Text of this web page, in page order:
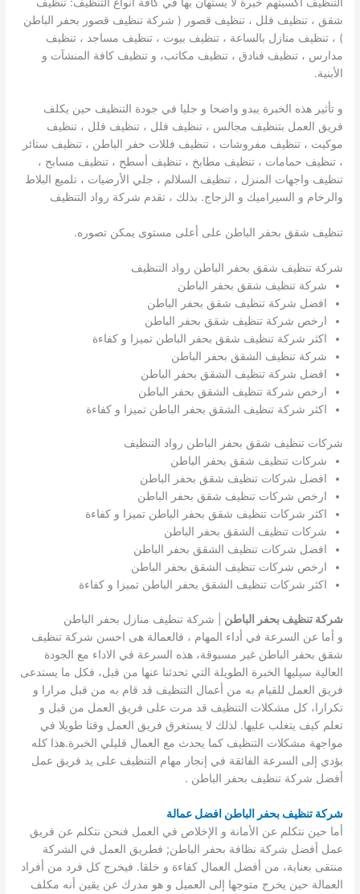
التنظيف أكسبتهم خبرة لا يستهان بها في كافة أنواع التنظيف: تنظيف
شقق ، تنظيف فلل ، تنظيف قصور ( شركة تنظيف قصور بحفر الباطن
) ، تنظيف منازل بالساعة ، تنظيف بيوت ، تنظيف مساجد ، تنظيف
مدارس ، تنظيف فنادق ، تنظيف مكاتب، و تنظيف كافة المنشآت و
الأبنية.
و تأثير هذه الخبرة يبدو واضحا و جليا في جودة التنظيف حين يكلف
فريق العمل بتنظيف مجالس ، تنظيف فلل ، تنظيف فلل ، تنظيف
موكيت ، تنظيف مفروشات ، تنظيف فللات حفر الباطن ، تنظيف ستائر
، تنظيف حمامات ، تنظيف مطابخ ، تنظيف أسطح ، تنظيف مسابح ،
تنظيف واجهات المنزل ، تنظيف السلالم ، جلي الأرضيات ، تلميع البلاط
والرخام و السيراميك و الزجاج. بذلك ، تقدم شركة رواد التنظيف
تنظيف شقق بحفر الباطن على أعلى مستوى يمكن تصوره.
شركة تنظيف شقق بحفر الباطن رواد التنظيف
شركة تنظيف شقق بحفر الباطن
افضل شركة تنظيف شقق بحفر الباطن
ارخص شركة تنظيف شقق بحفر الباطن
اكثر شركة تنظيف شقق بحفر الباطن تميزا و كفاءة
شركة تنظيف الشقق بحفر الباطن
افضل شركة تنظيف الشقق بحفر الباطن
ارخص شركة تنظيف الشقق بحفر الباطن
اكثر شركة تنظيف الشقق بحفر الباطن تميزا و كفاءة
شركات تنظيف شقق بحفر الباطن رواد التنظيف
شركات تنظيف شقق بحفر الباطن
افضل شركات تنظيف شقق بحفر الباطن
ارخص شركات تنظيف شقق بحفر الباطن
اكثر شركات تنظيف شقق بحفر الباطن تميزا و كفاءة
شركات تنظيف الشقق بحفر الباطن
افضل شركات تنظيف الشقق بحفر الباطن
ارخص شركات تنظيف الشقق بحفر الباطن
اكثر شركات تنظيف الشقق بحفر الباطن تميزا و كفاءة
شركة تنظيف بحفر الباطن | شركة تنظيف منازل بحفر الباطن
و أما عن السرعة في أداء المهام ، فالعمالة هى احسن شركة تنظيف
شقق بحفر الباطن غير مسبوقة، هذه السرعة في الاداء مع الجودة
العالية سيليها الخبرة الطويلة التي تحدثنا عنها من قبل، فكل ما يستدعى
فريق العمل للقيام به من أعمال التنظيف قد قام به من قبل مرارا و
تكرارا، كل مشكلات التنظيف قد مرت على فريق العمل من قبل و
تعلم كيف يتغلب عليها. لذلك لا يستغرق فريق العمل وقتا طويلا في
مواجهة مشكلات التنظيف كما يحدث مع العمال قليلي الخبرة.هذا كله
يؤدي إلى السرعة الفائقة في إنجاز مهام التنظيف على يد فريق عمل
أفضل شركة تنظيف بحفر الباطن .
شركة تنظيف بحفر الباطن افضل عمالة
أما حين نتكلم عن الأمانة و الإخلاص في العمل فنحن نتكلم عن فريق
عمل أفضل شركة نظافة بحفر الباطن; فطريق العمل في الشركة
منتقى بعناية، من أفضل العمال كفاءة و خلقا. فيخرج كل فرد من أفراد
العمالة حين يخرج متوجها إلى العميل و هو مدرك عن يقين أنه مكلف